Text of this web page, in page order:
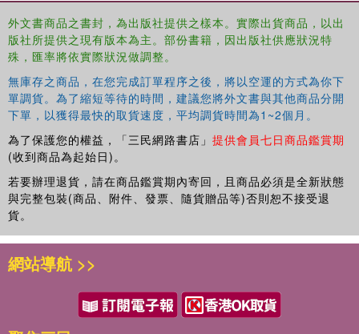
外文書商品之書封，為出版社提供之樣本。實際出貨商品，以出
版社所提供之現有版本為主。部份書籍，因出版社供應狀況特
殊，匯率將依實際狀況做調整。
無庫存之商品，在您完成訂單程序之後，將以空運的方式為你下
單調貨。為了縮短等待的時間，建議您將外文書與其他商品分開
下單，以獲得最快的取貨速度，平均調貨時間為1~2個月。
為了保護您的權益，「三民網路書店」 提供會員七日商品鑑賞期
(收到商品為起始日)。
若要辦理退貨，請在商品鑑賞期內寄回，且商品必須是全新狀態
與完整包裝(商品、附件、發票、隨貨贈品等)否則恕不接受退
貨。
網站導航 >>